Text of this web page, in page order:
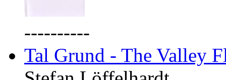
----------
Tal Grund - The Valley